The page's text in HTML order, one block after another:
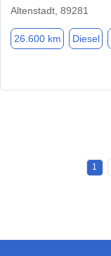
Altenstadt, 89281
26.600 km Diesel
1